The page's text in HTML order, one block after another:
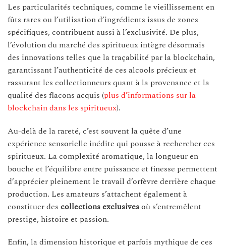
Les particularités techniques, comme le vieillissement en
fûts rares ou l’utilisation d’ingrédients issus de zones
spécifiques, contribuent aussi à l’exclusivité. De plus,
l’évolution du marché des spiritueux intègre désormais
des innovations telles que la traçabilité par la blockchain,
garantissant l’authenticité de ces alcools précieux et
rassurant les collectionneurs quant à la provenance et la
qualité des flacons acquis (plus d’informations sur la
blockchain dans les spiritueux).
Au-delà de la rareté, c’est souvent la quête d’une
expérience sensorielle inédite qui pousse à rechercher ces
spiritueux. La complexité aromatique, la longueur en
bouche et l’équilibre entre puissance et finesse permettent
d’apprécier pleinement le travail d’orfèvre derrière chaque
production. Les amateurs s’attachent également à
constituer des collections exclusivesoù s’entremêlent
prestige, histoire et passion.
Enfin, la dimension historique et parfois mythique de ces